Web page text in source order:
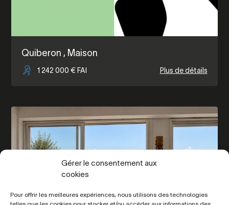
Gérer le consentement aux
cookies
Pour offrir les meilleures expériences, nous utilisons des technologies
telles que les cookies pour stocker et/ou accéder aux informations des
Quiberon , Maison
1 242 000 € FAI Plus de détails